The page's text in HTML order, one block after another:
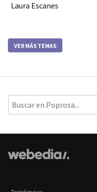
Laura Escanes
VER MÁS TEMAS